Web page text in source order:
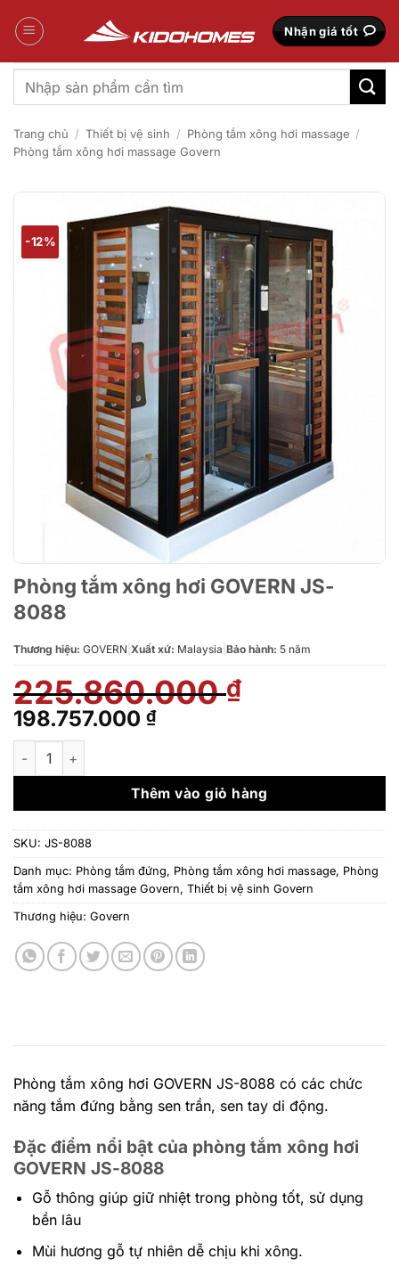
qua
Nhận giá tốt
Tìm
kiếm:
Trang chủ / Thiết bị vệ sinh / Phòng tắm xông hơi massage /
Phòng tắm xông hơi massage Govern
-12%
Phòng tắm xông hơi GOVERN JS-
8088
Thương hiệu: GOVERN Xuất xứ: Malaysia Bảo hành: 5 năm
225.860.000₫
Giá
gốc
là:
225.860.000 ₫.
198.757.000 ₫Giá
là:
198.757.000 ₫.
Phòng tắm xông hơi GOVERN JS-8088 số lượng
Thêm vào giỏ hàng
SKU: JS-8088
Danh mục: Phòng tắm đứng, Phòng tắm xông hơi massage, Phòng
tắm xông hơi massage Govern, Thiết bị vệ sinh Govern
Thương hiệu: Govern
Phòng tắm xông hơi GOVERN JS-8088 có các chức
năng tắm đứng bằng sen trần, sen tay di động.
Đặc điểm nổi bật của phòng tắm xông hơi
GOVERN JS-8088
Gỗ thông giúp giữ nhiệt trong phòng tốt, sử dụng
bền lâu
Mùi hương gỗ tự nhiên dễ chịu khi xông.